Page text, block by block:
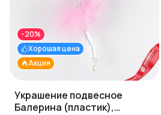
Акция
Хорошая цена
-20%
Украшение подвесное
Балерина (пластик),